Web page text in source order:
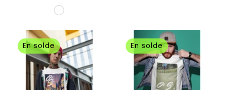
En solde En solde